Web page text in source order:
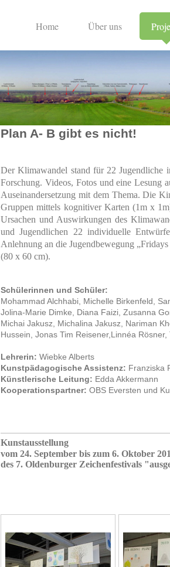
Home Über uns
Plan A- B gibt es nicht!
Der Klimawandel stand für 22 Jugendliche
Forschung. Videos, Fotos und eine Lesung
Auseinandersetzung mit dem Thema. Die
Gruppen mittels kognitiver Karten (1m x
Ursachen und Auswirkungen des
und Jugendlichen 22 individuelle
Anlehnung an die Jugendbewegung
(80 x 60 cm).
Schülerinnen und Schüler:
Mohammad Alchhabi, Michelle Birkenfeld,
Jolina-Marie Dimke, Diana Faizi, Zusanna
Michai Jakusz, Michalina Jakusz, Nariman
Hussein, Jonas Tim Reisener,Linnéa
Lehrerin: Wiebke Alberts
Kunstpädagogische Assistenz: Franziska
Künstlerische Leitung: Edda Akkermann
Kooperationspartner: OBS Eversten und
Kunstausstellung
vom 24. September bis zum 6. Oktober
des 7. Oldenburger Zeichenfestivals